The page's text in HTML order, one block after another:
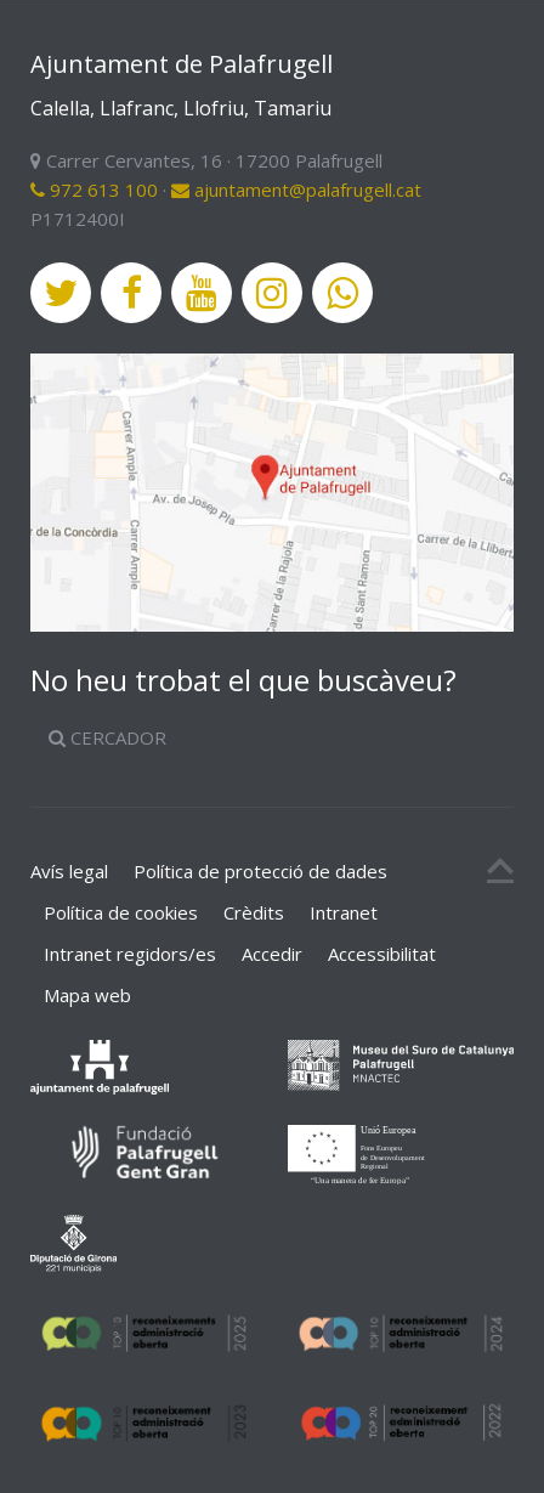
Ajuntament de Palafrugell
Calella, Llafranc, Llofriu, Tamariu
Carrer Cervantes, 16 · 17200 Palafrugell
972 613 100 ·
ajuntament@palafrugell.cat
P1712400I
No heu trobat el que buscàveu?
CERCADOR
Avís legal
Política de protecció de dades
Política de cookies
Crèdits
Intranet
Intranet regidors/es
Accedir
Accessibilitat
Mapa web